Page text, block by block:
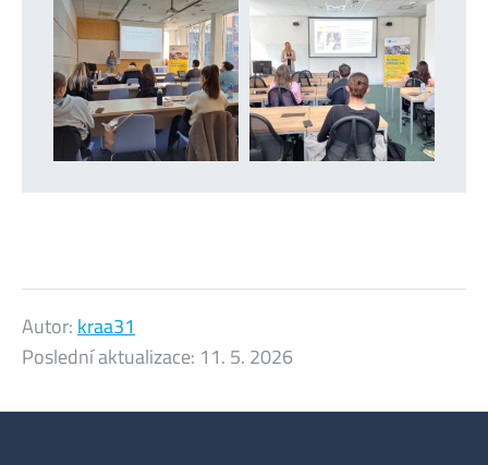
Autor: kraa31
Poslední aktualizace: 11. 5. 2026